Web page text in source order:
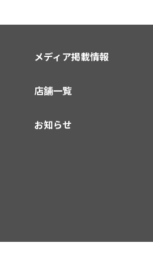
メディア掲載情報
店舗一覧
お知らせ